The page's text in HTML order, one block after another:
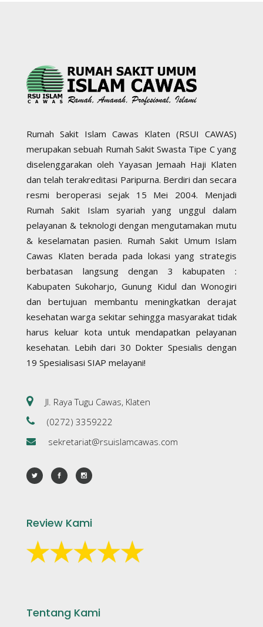
Rumah Sakit Islam Cawas Klaten (RSUI CAWAS)
merupakan sebuah Rumah Sakit Swasta Tipe C yang
diselenggarakan oleh Yayasan Jemaah Haji Klaten
dan telah terakreditasi Paripurna. Berdiri dan secara
resmi beroperasi sejak 15 Mei 2004. Menjadi
Rumah Sakit Islam syariah yang unggul dalam
pelayanan & teknologi dengan mengutamakan mutu
& keselamatan pasien. Rumah Sakit Umum Islam
Cawas Klaten berada pada lokasi yang strategis
berbatasan langsung dengan 3 kabupaten :
Kabupaten Sukoharjo, Gunung Kidul dan Wonogiri
dan bertujuan membantu meningkatkan derajat
kesehatan warga sekitar sehingga masyarakat tidak
harus keluar kota untuk mendapatkan pelayanan
kesehatan. Lebih dari 30 Dokter Spesialis dengan
19 Spesialisasi SIAP melayani!
Jl. Raya Tugu Cawas, Klaten
(0272) 3359222
sekretariat@rsuislamcawas.com
Review Kami
Tentang Kami